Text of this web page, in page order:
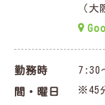
（
勤務時
間・曜日
7:30
※45